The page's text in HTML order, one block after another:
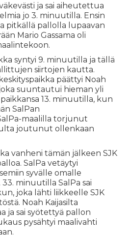
ja sai aiheutettua
jo 3. minuutilla. Ensin
pitkällä pallolla lupaavan
Mario Gassama oli
syntyi 9. minuutilla ja tällä
siirtojen kautta.
päättyi Noah
suuntautui hieman yli
paikkansa 13. minuutilla, kun
SalPan
maalilla torjunut
joutunut ollenkaan
vanheni tämän jälkeen SJK
SalPa vetäytyi
syvälle omalle
minuutilla SalPa sai
joka lähti liikkeelle SJK
Noah Kaijasilta
ja sai syötettyä pallon
pysähtyi maalivahti